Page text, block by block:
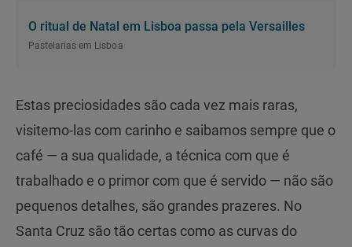
O ritual de Natal em Lisboa passa pela Versailles
Pastelarias em Lisboa
Estas preciosidades são cada vez mais raras,
visitemo-las com carinho e saibamos sempre que o
café — a sua qualidade, a técnica com que é
trabalhado e o primor com que é servido — não são
pequenos detalhes, são grandes prazeres. No
Santa Cruz são tão certas como as curvas do